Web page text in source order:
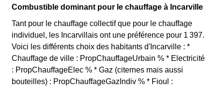
Combustible dominant pour le chauffage à Incarville
Tant pour le chauffage collectif que pour le chauffage
individuel, les Incarvillais ont une préférence pour 1 397.
Voici les différents choix des habitants d'Incarville : *
Chauffage de ville : PropChauffageUrbain % * Electricité
: PropChauffageElec % * Gaz (citernes mais aussi
bouteilles) : PropChauffageGazIndiv % * Fioul :